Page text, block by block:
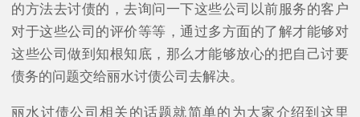
的方法去讨债的，去询问一下这些公司以前服务的客户
对于这些公司的评价等等，通过多方面的了解才能够对
这些公司做到知根知底，那么才能够放心的把自己讨要
债务的问题交给丽水讨债公司去解决。
丽水讨债公司相关的话题就简单的为大家介绍到这里